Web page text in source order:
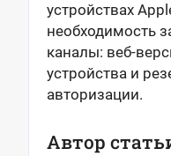
устройствах
необходимость
каналы: веб-
устройства и
авторизации.
Автор